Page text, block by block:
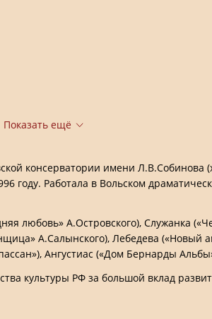
Показать ещё
консерватории имени Л.В.Собинова
году. Работала в Вольском
любовь» А.Островского), Служанка
А.Салынского), Лебедева («Новый
Ангустиас («Дом Бернарды
культуры РФ за большой вклад